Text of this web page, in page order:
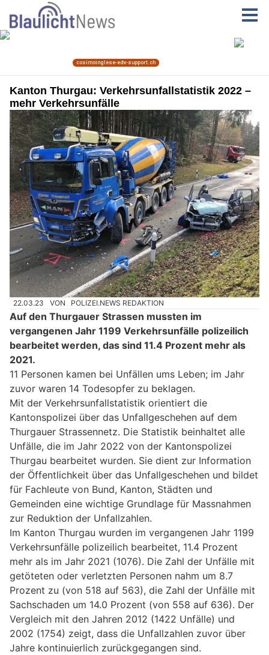
Kanton Thurgau: Verkehrsunfallstatistik 2022 –
mehr Verkehrsunfälle
22.03.23 VON POLIZEI.NEWS REDAKTION
Auf den Thurgauer Strassen mussten im
vergangenen Jahr 1199 Verkehrsunfälle polizeilich
bearbeitet werden, das sind 11.4 Prozent mehr als
2021.
11 Personen kamen bei Unfällen ums Leben; im Jahr
zuvor waren 14 Todesopfer zu beklagen.
Mit der Verkehrsunfallstatistik orientiert die
Kantonspolizei über das Unfallgeschehen auf dem
Thurgauer Strassennetz. Die Statistik beinhaltet alle
Unfälle, die im Jahr 2022 von der Kantonspolizei
Thurgau bearbeitet wurden. Sie dient zur Information
der Öffentlichkeit über das Unfallgeschehen und bildet
für Fachleute von Bund, Kanton, Städten und
Gemeinden eine wichtige Grundlage für Massnahmen
zur Reduktion der Unfallzahlen.
Im Kanton Thurgau wurden im vergangenen Jahr 1199
Verkehrsunfälle polizeilich bearbeitet, 11.4 Prozent
mehr als im Jahr 2021 (1076). Die Zahl der Unfälle mit
getöteten oder verletzten Personen nahm um 8.7
Prozent zu (von 518 auf 563), die Zahl der Unfälle mit
Sachschaden um 14.0 Prozent (von 558 auf 636). Der
Vergleich mit den Jahren 2012 (1422 Unfälle) und
2002 (1754) zeigt, dass die Unfallzahlen zuvor über
Jahre kontinuierlich zurückgegangen sind.